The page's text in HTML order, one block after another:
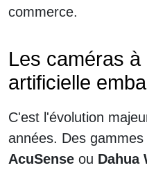
commerce.
Les caméras à
artificielle
C'est l'évolution
années. Des
AcuSense ou Dahua